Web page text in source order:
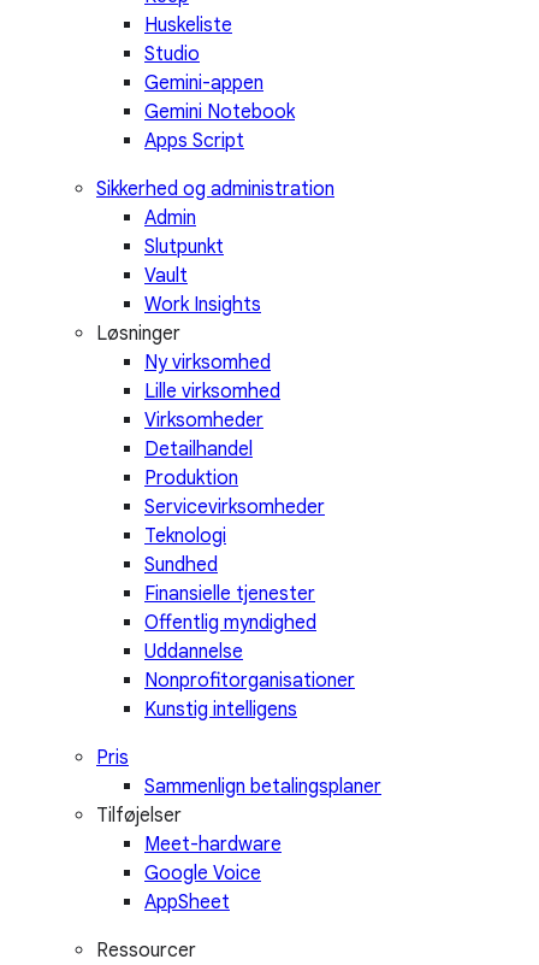
Huskeliste
Studio
Gemini-appen
Gemini Notebook
Apps Script
Sikkerhed og administration
Admin
Slutpunkt
Vault
Work Insights
Løsninger
Ny virksomhed
Lille virksomhed
Virksomheder
Detailhandel
Produktion
Servicevirksomheder
Teknologi
Sundhed
Finansielle tjenester
Offentlig myndighed
Uddannelse
Nonprofitorganisationer
Kunstig intelligens
Pris
Sammenlign betalingsplaner
Tilføjelser
Meet-hardware
Google Voice
AppSheet
Ressourcer